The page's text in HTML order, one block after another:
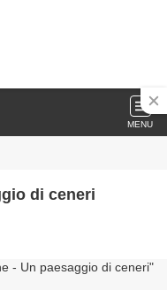
MENU
di ceneri